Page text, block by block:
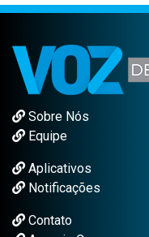
Sobre Nós
Equipe
Aplicativos
Notificações
Contato